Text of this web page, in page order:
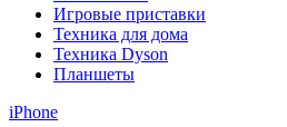
Игровые приставки
Техника для дома
Техника Dyson
Планшеты
iPhone